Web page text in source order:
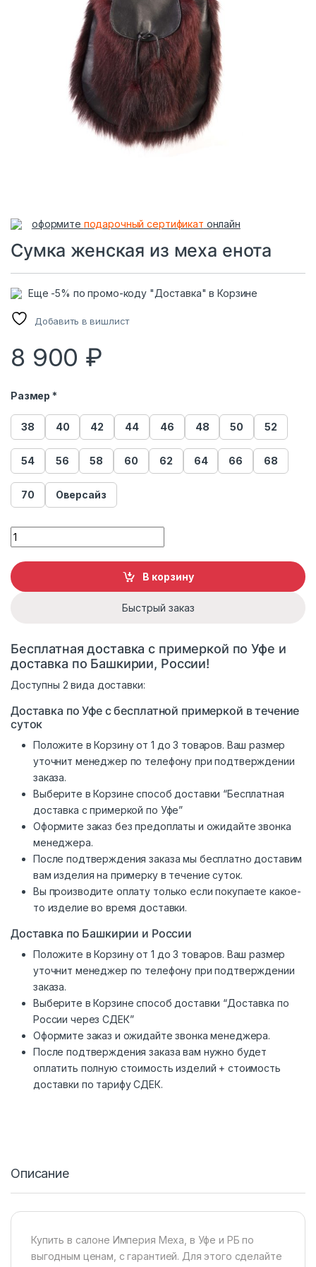
оформите подарочный сертификат онлайн
Сумка женская из меха енота
Еще -5% по промо-коду "Доставка" в Корзине
Добавить в вишлист
8 900 ₽
Размер *
38 40 42 44 46 48 50 52
54 56 58 60 62 64 66 68
70 Оверсайз
Сумка женская из меха енота quantity
В корзину
Быстрый заказ
Бесплатная доставка с примеркой по Уфе и
доставка по Башкирии, России!
Доступны 2 вида доставки:
Доставка по Уфе с бесплатной примеркой в течение
суток
Положите в Корзину от 1 до 3 товаров. Ваш размер
уточнит менеджер по телефону при подтверждении
заказа.
Выберите в Корзине способ доставки “Бесплатная
доставка с примеркой по Уфе”
Оформите заказ без предоплаты и ожидайте звонка
менеджера.
После подтверждения заказа мы бесплатно доставим
вам изделия на примерку в течение суток.
Вы производите оплату только если покупаете какое-
то изделие во время доставки.
Доставка по Башкирии и России
Положите в Корзину от 1 до 3 товаров. Ваш размер
уточнит менеджер по телефону при подтверждении
заказа.
Выберите в Корзине способ доставки “Доставка по
России через СДЕК”
Оформите заказ и ожидайте звонка менеджера.
После подтверждения заказа вам нужно будет
оплатить полную стоимость изделий + стоимость
доставки по тарифу СДЕК.
Описание
Купить в салоне Империя Меха, в Уфе и РБ по
выгодным ценам, с гарантией. Для этого сделайте